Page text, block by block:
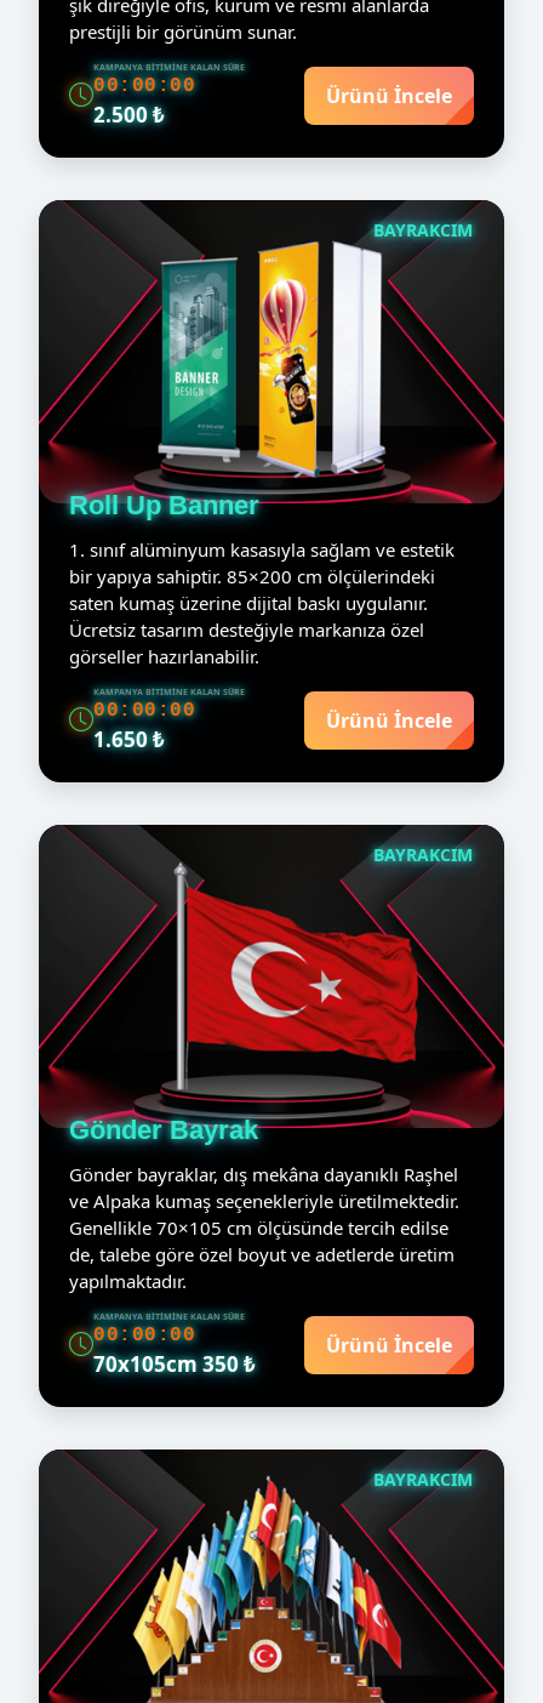
şık direğiyle ofis, kurum ve resmi alanlarda
prestijli bir görünüm sunar.
KAMPANYA BITIMINE KALAN SÜRE
00:00:00
2.500 ₺
Ürünü İncele
BAYRAKCIM
Roll Up Banner
1. sınıf alüminyum kasasıyla sağlam ve estetik
bir yapıya sahiptir. 85×200 cm ölçülerindeki
saten kumaş üzerine dijital baskı uygulanır.
Ücretsiz tasarım desteğiyle markanıza özel
görseller hazırlanabilir.
KAMPANYA BITIMINE KALAN SÜRE
00:00:00
1.650 ₺
Ürünü İncele
BAYRAKCIM
Gönder Bayrak
Gönder bayraklar, dış mekâna dayanıklı Raşhel
ve Alpaka kumaş seçenekleriyle üretilmektedir.
Genellikle 70×105 cm ölçüsünde tercih edilse
de, talebe göre özel boyut ve adetlerde üretim
yapılmaktadır.
KAMPANYA BITIMINE KALAN SÜRE
00:00:00
70x105cm 350 ₺
Ürünü İncele
BAYRAKCIM